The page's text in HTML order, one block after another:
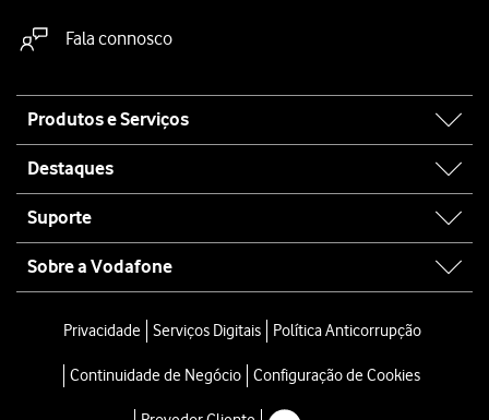
Fala connosco
map
Produtos e Serviços
Destaques
Suporte
Sobre a Vodafone
Privacidade Serviços Digitais Política Anticorrupção
Continuidade de Negócio Configuração de Cookies